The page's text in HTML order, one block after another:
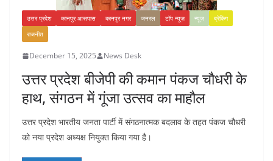
उत्तर प्रदेश कानपुर आसपास कानपुर नगर जनरल टॉप न्यूज़ न्यूज़
ब्रेकिंग
राजनीत
December 15, 2025 News Desk
उत्तर प्रदेश बीजेपी की कमान पंकज चौधरी के
हाथ, संगठन में गूंजा उत्सव का माहौल
उत्तर प्रदेश भारतीय जनता पार्टी में संगठनात्मक बदलाव के तहत पंकज चौधरी
को नया प्रदेश अध्यक्ष नियुक्त किया गया है।